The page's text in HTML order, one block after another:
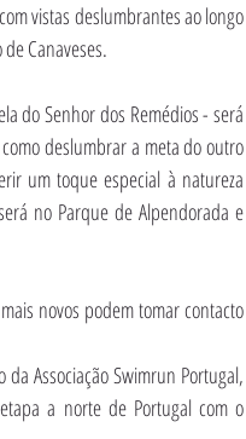
vistas deslumbrantes ao longo
Canaveses.
do Senhor dos Remédios - será
deslumbrar a meta do outro
um toque especial à natureza
no Parque de Alpendorada e
novos podem tomar contacto
Associação Swimrun Portugal,
a norte de Portugal com o